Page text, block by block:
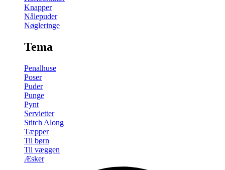
Knapper
Nålepuder
Nøgleringe
Tema
Penalhuse
Poser
Puder
Punge
Pynt
Servietter
Stitch Along
Tæpper
Til børn
Til væggen
Æsker